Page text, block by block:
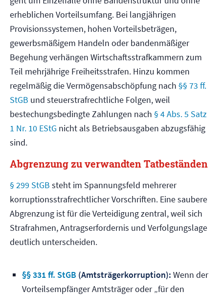
erheblichen Vorteilsumfang. Bei langjährigen
Provisionssystemen, hohen Vorteilsbeträgen,
gewerbsmäßigem Handeln oder bandenmäßiger
Begehung verhängen Wirtschaftsstrafkammern zum
Teil mehrjährige Freiheitsstrafen. Hinzu kommen
regelmäßig die Vermögensabschöpfung nach §§ 73 ff.
StGB und steuerstrafrechtliche Folgen, weil
bestechungsbedingte Zahlungen nach § 4 Abs. 5 Satz
1 Nr. 10 EStG nicht als Betriebsausgaben abzugsfähig
sind.
Abgrenzung zu verwandten Tatbeständen
§ 299 StGB steht im Spannungsfeld mehrerer
korruptionsstrafrechtlicher Vorschriften. Eine saubere
Abgrenzung ist für die Verteidigung zentral, weil sich
Strafrahmen, Antragserfordernis und Verfolgungslage
deutlich unterscheiden.
§§ 331 ff. StGB (Amtsträgerkorruption): Wenn der
Vorteilsempfänger Amtsträger oder „für den